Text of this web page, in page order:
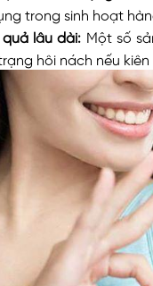
trong sinh hoạt
quả lâu dài: Một số
hôi nách nếu kiên